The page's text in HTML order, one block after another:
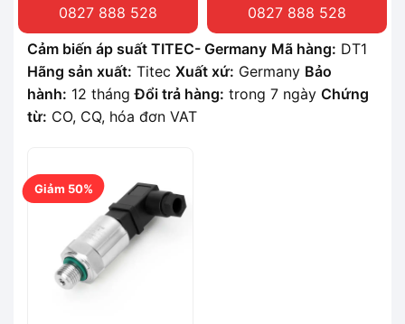
0827 888 528
0827 888 528
Cảm biến áp suất TITEC- Germany Mã hàng: DT1
Hãng sản xuất: Titec Xuất xứ: Germany Bảo
hành: 12 thángĐổi trả hàng: trong 7 ngày Chứng
từ: CO, CQ, hóa đơn VAT
Giảm 50%